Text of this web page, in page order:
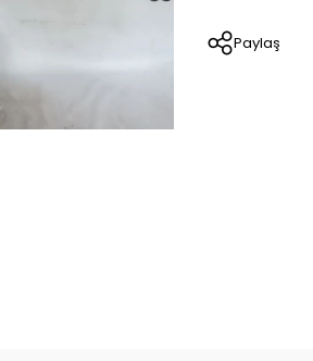
Paylaş